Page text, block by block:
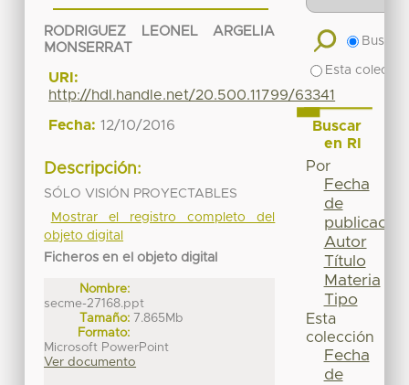
RODRIGUEZ LEONEL ARGELIA
MONSERRAT
URI:
http://hdl.handle.net/20.500.11799/63341
Fecha: 12/10/2016
Descripción:
SÓLO VISIÓN PROYECTABLES
Mostrar el registro completo del
objeto digital
Ficheros en el objeto digital
Nombre:
secme-27168.ppt
Tamaño: 7.865Mb
Formato:
Microsoft PowerPoint
Ver documento
Buscar
Esta
Buscar
en RI
Por
Fecha
de
publicación
Autor
Título
Materia
Tipo
Esta
colección
Fecha
de